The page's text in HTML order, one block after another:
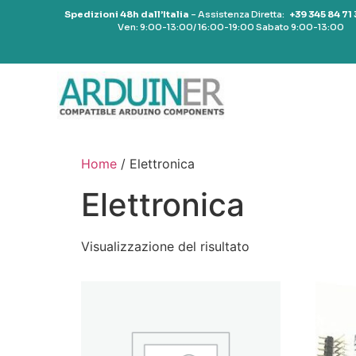
Spedizioni 48h dall’Italia – Assistenza Diretta: +39 345 84 71
Ven: 9:00-13:00/ 16:00-19:00 Sabato 9:00-13:00
Home / Elettronica
Elettronica
Visualizzazione del risultato